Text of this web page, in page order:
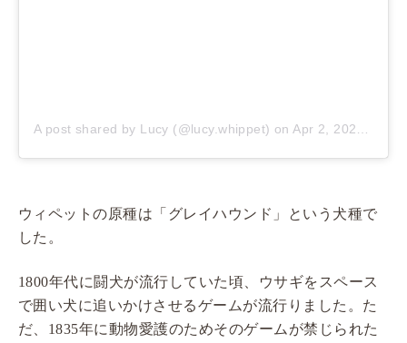
A post shared by Lucy (@lucy.whippet) on Apr 2, 2020 at 12:24am PDT
ウィペットの原種は「グレイハウンド」という犬種で
した。
1800年代に闘犬が流行していた頃、ウサギをスペース
で囲い犬に追いかけさせるゲームが流行りました。た
だ、1835年に動物愛護のためそのゲームが禁じられた